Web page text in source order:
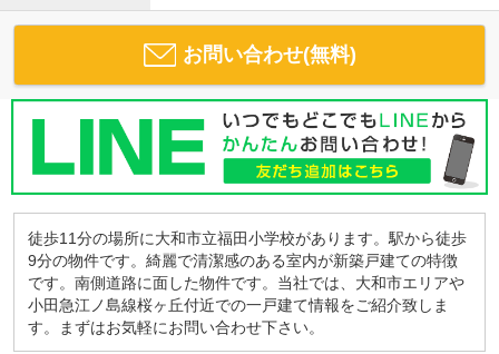
お問い合わせ(無料)
徒歩11分の場所に大和市立福田小学校があります。駅から徒歩
9分の物件です。綺麗で清潔感のある室内が新築戸建ての特徴
です。南側道路に面した物件です。当社では、大和市エリアや
小田急江ノ島線桜ヶ丘付近での一戸建て情報をご紹介致しま
す。まずはお気軽にお問い合わせ下さい。